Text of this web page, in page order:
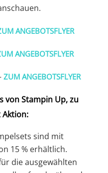
ANGEBOTSFLYER
ANGEBOTSFLYER
ZUM ANGEBOTSFLYER
von Stampin Up, zu
Aktion:
sind mit
15 % erhältlich.
die ausgewählten